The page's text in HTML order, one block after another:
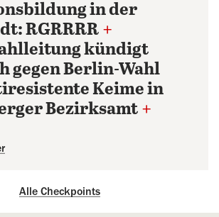
in der
RGRRRR +
kündigt
gegen Berlin-Wahl
Keime in
Bezirksamt +
Alle Checkpoints